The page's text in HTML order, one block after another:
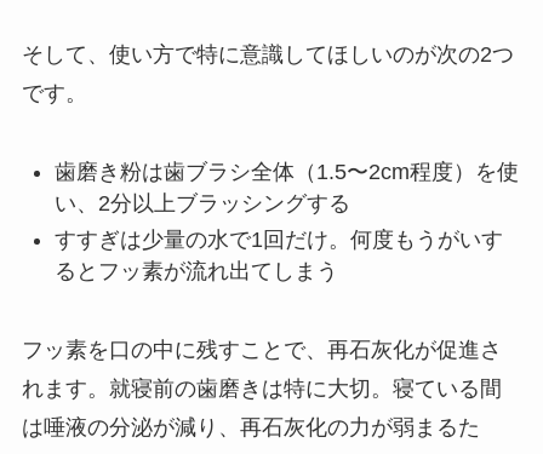
そして、使い方で特に意識してほしいのが次の2つ
です。
歯磨き粉は歯ブラシ全体（1.5〜2cm程度）を使
い、2分以上ブラッシングする
すすぎは少量の水で1回だけ。何度もうがいす
るとフッ素が流れ出てしまう
フッ素を口の中に残すことで、再石灰化が促進さ
れます。就寝前の歯磨きは特に大切。寝ている間
は唾液の分泌が減り、再石灰化の力が弱まるた